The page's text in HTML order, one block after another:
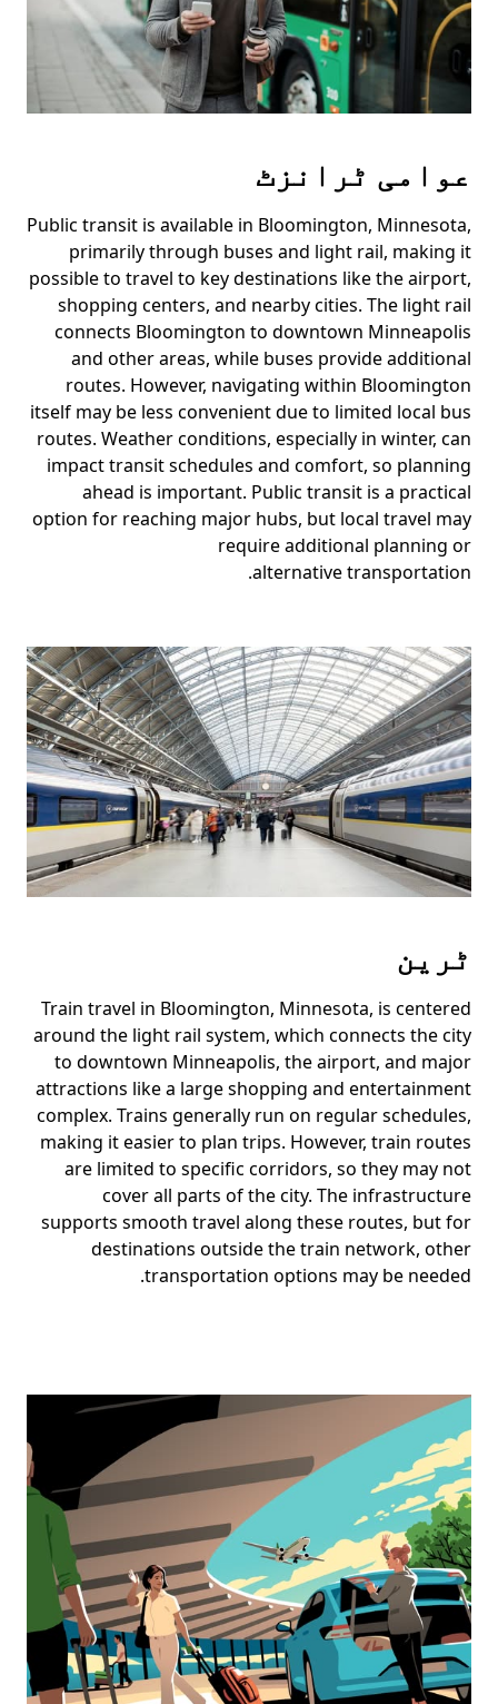
عوامی ٹرانزٹ
Public transit is available in Bloomington, Minnesota,
primarily through buses and light rail, making it
possible to travel to key destinations like the airport,
shopping centers, and nearby cities. The light rail
connects Bloomington to downtown Minneapolis
and other areas, while buses provide additional
routes. However, navigating within Bloomington
itself may be less convenient due to limited local bus
routes. Weather conditions, especially in winter, can
impact transit schedules and comfort, so planning
ahead is important. Public transit is a practical
option for reaching major hubs, but local travel may
require additional planning or
alternative transportation.
ٹرین
Train travel in Bloomington, Minnesota, is centered
around the light rail system, which connects the city
to downtown Minneapolis, the airport, and major
attractions like a large shopping and entertainment
complex. Trains generally run on regular schedules,
making it easier to plan trips. However, train routes
are limited to specific corridors, so they may not
cover all parts of the city. The infrastructure
supports smooth travel along these routes, but for
destinations outside the train network, other
transportation options may be needed.